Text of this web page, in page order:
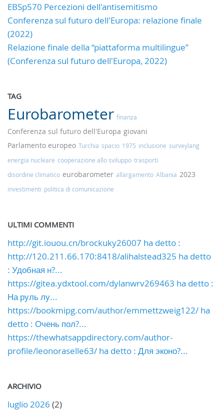
EBSp570 Percezioni dell'antisemitismo
Conferenza sul futuro dell'Europa: relazione finale
(2022)
Relazione finale della “piattaforma multilingue”
(Conferenza sul futuro dell'Europa, 2022)
TAG
Eurobarometer finanza
Conferenza sul futuro dell'Europa giovani
Parlamento europeo Turchia spacio 1975 inclusione surveylang
energia nucleare cooperazione allo sviluppo trasporti
disordine climatico eurobarometer allargamento Albania 2023
investimenti politica di comunicazione
ULTIMI COMMENTI
http://git.iouou.cn/brockuky26007 ha detto :
http://120.211.66.170:8418/alihalstead325 ha detto
: Удобная н?...
https://gitea.ydxtool.com/dylanwrv269463 ha detto :
На руль лу...
https://bookmipg.com/author/emmettzweig122/ ha
detto : Очень пол?...
https://thewhatsappdirectory.com/author-
profile/leonoraselle63/ ha detto : Для эконо?...
ARCHIVIO
luglio 2026 (2)